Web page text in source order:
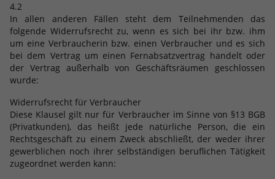
4.2
In allen anderen Fällen steht dem Teilnehmenden das
folgende Widerrufsrecht zu, wenn es sich bei ihr bzw. ihm
um eine Verbraucherin bzw. einen Verbraucher und es sich
bei dem Vertrag um einen Fernabsatzvertrag handelt oder
der Vertrag außerhalb von Geschäftsräumen geschlossen
wurde:
Widerrufsrecht für Verbraucher
Diese Klausel gilt nur für Verbraucher im Sinne von §13 BGB
(Privatkunden), das heißt jede natürliche Person, die ein
Rechtsgeschäft zu einem Zweck abschließt, der weder ihrer
gewerblichen noch ihrer selbständigen beruflichen Tätigkeit
zugeordnet werden kann: